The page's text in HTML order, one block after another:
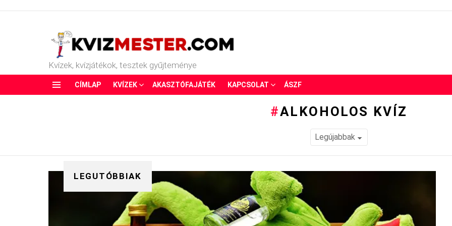
Kvízek, kvízjátékok, tesztek gyűjteménye
CÍMLAP KVÍZEK AKASZTÓFAJÁTÉK KAPCSOLAT ÁSZF
ALKOHOLOS KVÍZ
LEGUTÓBBIAK